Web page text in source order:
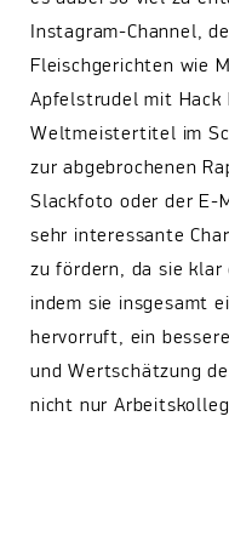
Instagram-Channel,
Fleischgerichten wie
Apfelstrudel mit Hack
Weltmeistertitel im
zur abgebrochenen
Slackfoto oder der E-
sehr interessante
zu fördern, da sie
indem sie insgesamt
hervorruft, ein
und Wertschätzung
nicht nur